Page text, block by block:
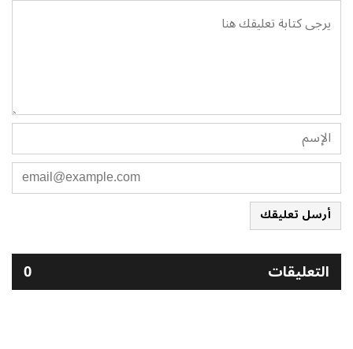
أرسل تعليقك
التعليقات 0